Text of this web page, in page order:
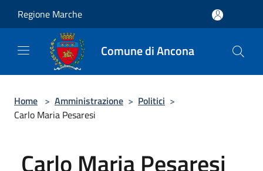
Regione Marche
Comune di Ancona
Home > Amministrazione > Politici >
Carlo Maria Pesaresi
Carlo Maria Pesaresi